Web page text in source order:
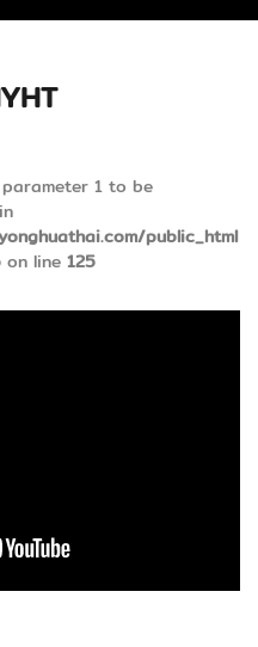
1 to be
public_html
on line 125